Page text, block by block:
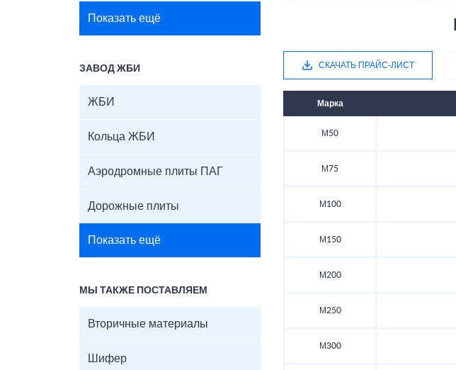
Показать ещё
ЗАВОД ЖБИ
ЖБИ
Кольца ЖБИ
Аэродромные плиты ПАГ
Дорожные плиты
Показать ещё
МЫ ТАКЖЕ ПОСТАВЛЯЕМ
Вторичные материалы
Шифер
СКАЧАТЬ ПРАЙС-ЛИСТ
Марка
М50
М75
М100
М150
М200
М250
М300